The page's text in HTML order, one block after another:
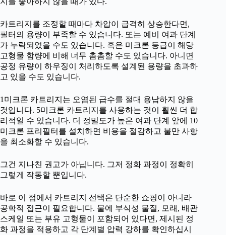
카트리지를 조정할 때마다 차압이 급격히 상승한다면,
필터의 용량이 부족할 수 있습니다. 또는 예비 여과 단계
가 누락되었을 수도 있습니다. 혹은 미크론 등급이 해당
고형물 함량에 비해 너무 촘촘할 수도 있습니다. 아니면
공정 유량이 하우징이 처리하도록 설계된 용량을 초과하
고 있을 수도 있습니다.
1미크론 카트리지는 오염된 급수를 절대 용납하지 않을
것입니다. 5미크론 카트리지를 사용하는 것이 훨씬 더 합
리적일 수 있습니다. 더 정밀도가 높은 여과 단계 앞에 10
미크론 프리필터를 설치하면 비용을 절감하고 불만 사항
을 최소화할 수 있습니다.
그건 지나친 권고가 아닙니다. 그저 정화 과정이 정확히
그렇게 작동할 뿐입니다.
바로 이 점에서 카트리지 선택은 단순한 쇼핑이 아니라
공학적 접근이 필요합니다. 물에 부식성 물질, 모래, 배관
스케일 또는 부유 고형물이 포함되어 있다면, 제시된 정
화 과정을 적용하고 각 단계별 압력 강하를 확인하십시